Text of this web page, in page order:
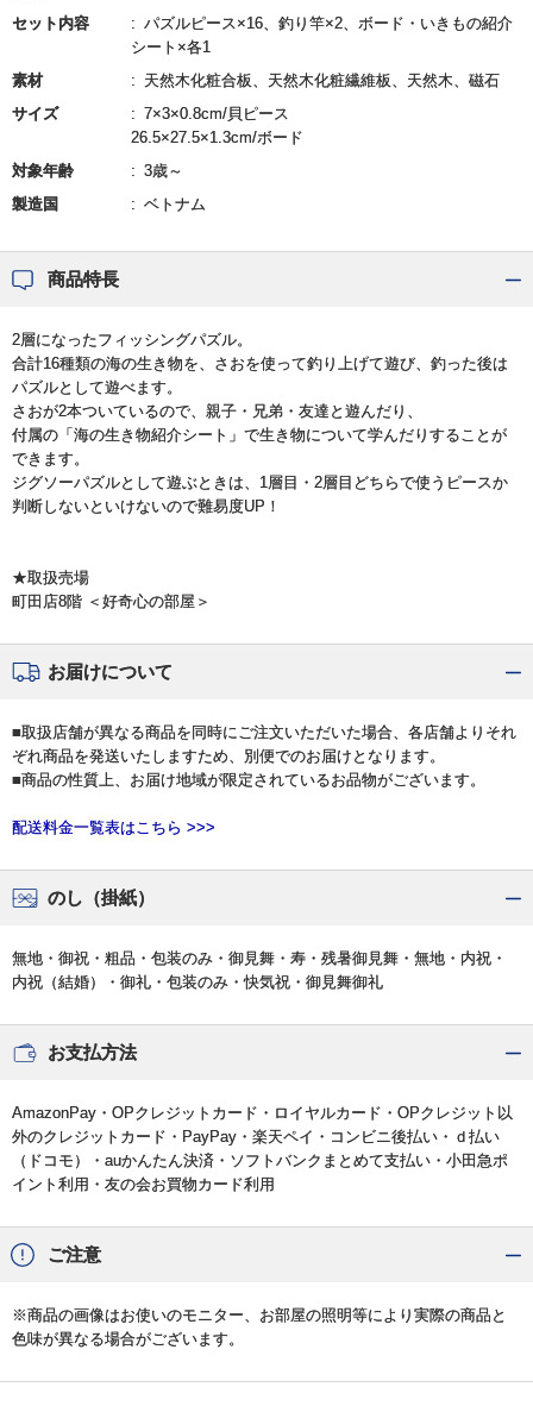
セット内容
パズルピース×16、釣り竿×2、ボード・いきもの紹介
シート×各1
素材
天然木化粧合板、天然木化粧繊維板、天然木、磁石
サイズ
7×3×0.8cm/貝ピース
26.5×27.5×1.3cm/ボード
対象年齢
3歳～
製造国
ベトナム
商品特長
2層になったフィッシングパズル。
合計16種類の海の生き物を、さおを使って釣り上げて遊び、釣った後は
パズルとして遊べます。
さおが2本ついているので、親子・兄弟・友達と遊んだり、
付属の「海の生き物紹介シート」で生き物について学んだりすることが
できます。
ジグソーパズルとして遊ぶときは、1層目・2層目どちらで使うピースか
判断しないといけないので難易度UP！
★取扱売場
町田店8階 ＜好奇心の部屋＞
お届けについて
■取扱店舗が異なる商品を同時にご注文いただいた場合、各店舗よりそれ
ぞれ商品を発送いたしますため、別便でのお届けとなります。
■商品の性質上、お届け地域が限定されているお品物がございます。
配送料金一覧表はこちら >>>
のし（掛紙）
無地・御祝・粗品・包装のみ・御見舞・寿・残暑御見舞・無地・内祝・
内祝（結婚）・御礼・包装のみ・快気祝・御見舞御礼
お支払方法
AmazonPay・OPクレジットカード・ロイヤルカード・OPクレジット以
外のクレジットカード・PayPay・楽天ペイ・コンビニ後払い・ｄ払い
（ドコモ）・auかんたん決済・ソフトバンクまとめて支払い・小田急ポ
イント利用・友の会お買物カード利用
ご注意
※商品の画像はお使いのモニター、お部屋の照明等により実際の商品と
色味が異なる場合がございます。